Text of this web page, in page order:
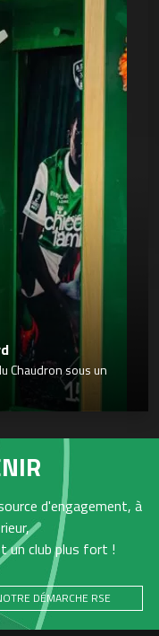
Chaudron sous un
d'engagement, à
un club plus fort !
DÉMARCHE RSE